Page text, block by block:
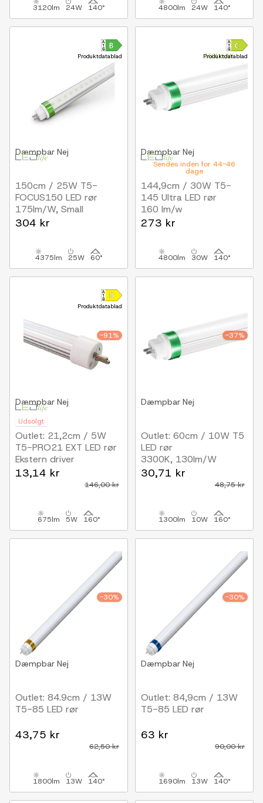
3120lm 24W 140° 4800lm 24W 140°
Produktdatablad
Dæmpbar Nej
150cm / 25W T5-
FOCUS150 LED rør
175lm/W, Small
spredning, 60 graders
304 kr
4375lm 25W 60°
Produktdatablad
Sendes inden for 44-46
dage
Dæmpbar Nej
144,9cm / 30W T5-
145 Ultra LED rør
160 lm/w
273 kr
4800lm 30W 140°
Produktdatablad
-91%
Udsolgt
Dæmpbar Nej
Outlet: 21,2cm / 5W
T5-PRO21 EXT LED rør
Ekstern driver
13,14 kr
146,00 kr
675lm 5W 160°
-37%
Dæmpbar Nej
Outlet: 60cm / 10W T5
LED rør
3300K, 130lm/W
30,71 kr
48,75 kr
1300lm 10W 160°
-30%
Dæmpbar Nej
Outlet: 84.9cm / 13W
T5-85 LED rør
43,75 kr
62,50 kr
1800lm 13W 140°
-30%
Dæmpbar Nej
Outlet: 84,9cm / 13W
T5-85 LED rør
63 kr
90,00 kr
1690lm 13W 140°